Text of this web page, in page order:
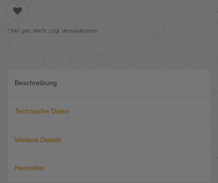
* inkl. ges. MwSt. zzgl. Versandkosten
Beschreibung
Technische Daten
Weitere Details
Hersteller